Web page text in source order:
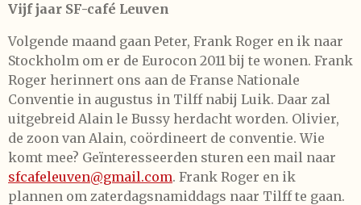
Vijf jaar SF-café Leuven
Volgende maand gaan Peter, Frank Roger en ik naar
Stockholm om er de Eurocon 2011 bij te wonen. Frank
Roger herinnert ons aan de Franse Nationale
Conventie in augustus in Tilff nabij Luik. Daar zal
uitgebreid Alain le Bussy herdacht worden. Olivier,
de zoon van Alain, coördineert de conventie. Wie
komt mee? Geïnteresseerden sturen een mail naar
sfcafeleuven@gmail.com. Frank Roger en ik
plannen om zaterdagsnamiddags naar Tilff te gaan.